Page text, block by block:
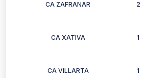
CA ZAFRANAR 2
CA XATIVA 1
CA VILLARTA 1